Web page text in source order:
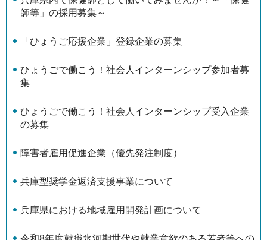
師等」の採用募集～
「ひょうご応援企業」登録企業の募集
ひょうごで働こう！社会人インターンシップ参加者募
集
ひょうごで働こう！社会人インターンシップ受入企業
の募集
障害者雇用促進企業（優先発注制度）
兵庫型奨学金返済支援事業について
兵庫県における地域雇用開発計画について